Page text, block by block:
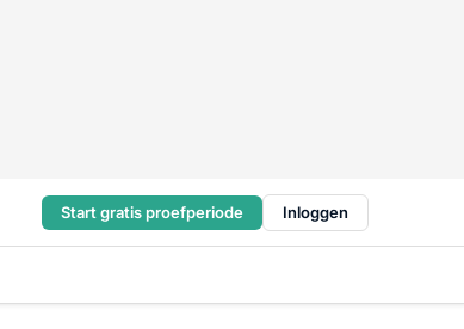
Start gratis proefperiode Inloggen